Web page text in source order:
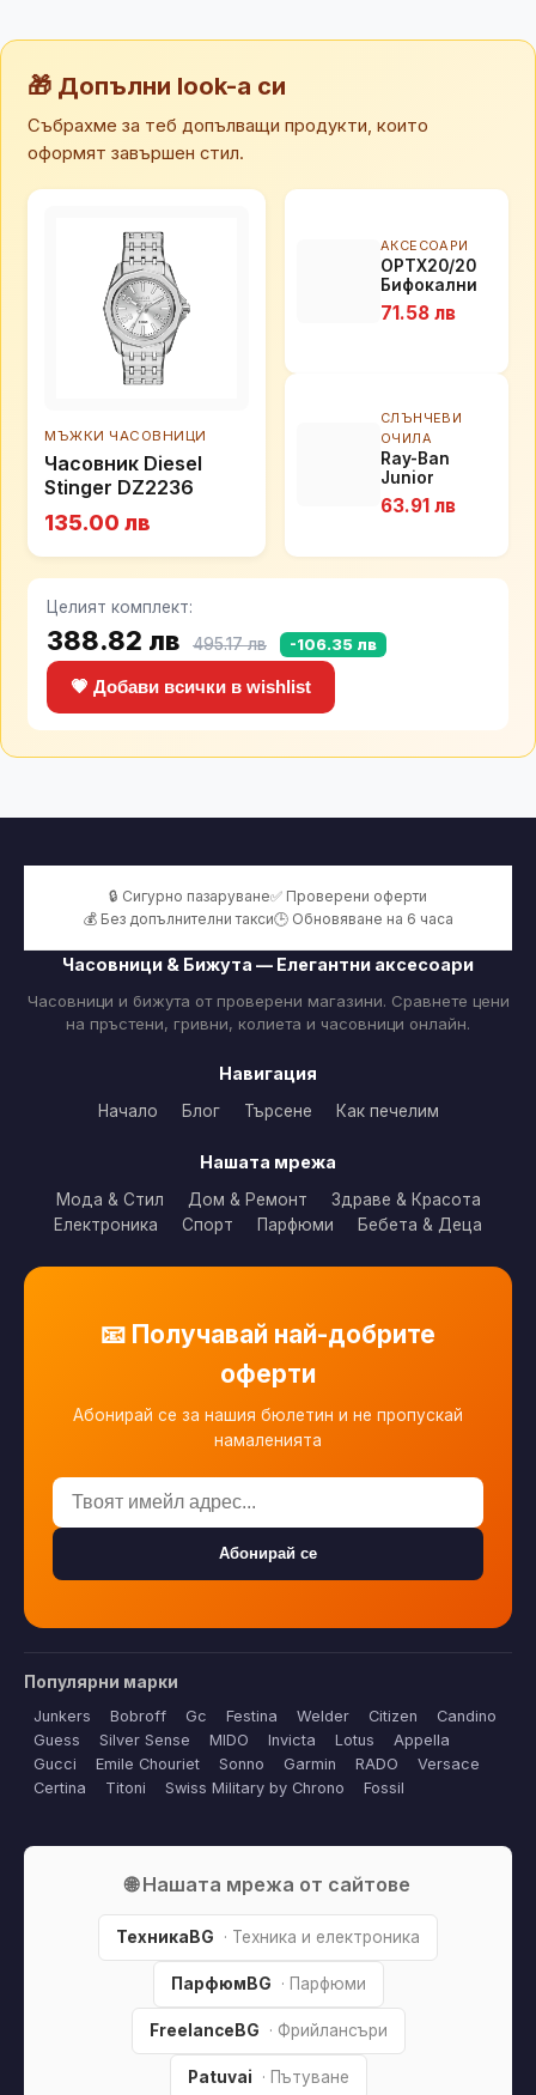
🎁 Допълни look-а си
Събрахме за теб допълващи продукти, които
оформят завършен стил.
МЪЖКИ ЧАСОВНИЦИ
Часовник Diesel
Stinger DZ2236
135.00 лв
АКСЕСОАРИ
OPTX20/20
Бифокални
диоптрични
залепващи
71.58 лв
СЛЪНЧЕВИ
ОЧИЛА
Ray-Ban
Junior
RY1058 4064
47 детска
рамка за 8-
12г.
63.91 лв
Целият комплект:
388.82 лв 495.17 лв -106.35 лв
💗 Добави всички в wishlist
🔒 Сигурно пазаруване✅ Проверени оферти
💰 Без допълнителни такси🕒 Обновяване на 6 часа
Часовници & Бижута — Елегантни аксесоари
Часовници и бижута от проверени магазини. Сравнете цени
на пръстени, гривни, колиета и часовници онлайн.
Навигация
Начало Блог Търсене Как печелим
Нашата мрежа
Мода & Стил Дом & Ремонт
Здраве & Красота
Електроника
Спорт Парфюми Бебета & Деца
📧 Получавай най-добрите
оферти
Абонирай се за нашия бюлетин и не пропускай
намаленията
Абонирай се
Популярни марки
Junkers Bobroff Gc Festina Welder Citizen
Candino
Guess
Silver Sense MIDO Invicta Lotus
Appella
Gucci
Emile Chouriet Sonno Garmin RADO
Versace
Certina
Titoni Swiss Military by Chrono Fossil
🌐 Нашата мрежа от сайтове
ТехникаBG · Техника и електроника
ПарфюмBG · Парфюми
FreelanceBG · Фрийлансъри
Patuvai · Пътуване